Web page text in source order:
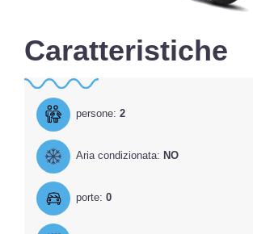
Caratteristiche
persone: 2
Aria condizionata: NO
porte: 0